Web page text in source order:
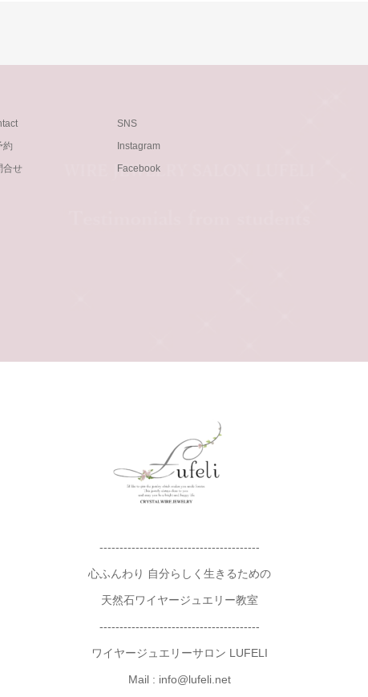
約
合せ
SNS
Instagram
Facebook
----------------------------------------
心ふんわり 自分らしく生きるための
天然石ワイヤージュエリー教室
----------------------------------------
ワイヤージュエリーサロン LUFELI
Mail : info@lufeli.net